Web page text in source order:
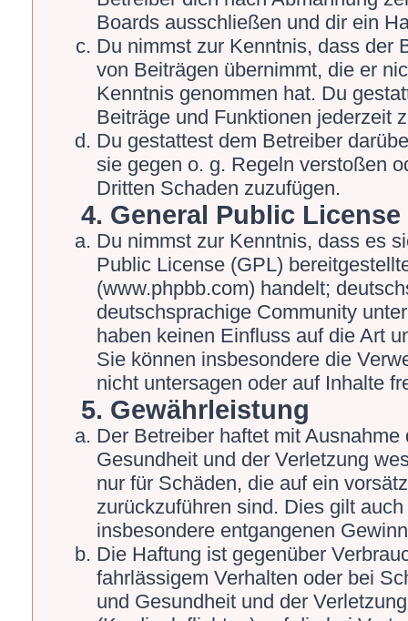
Boards ausschließen und dir ein
Du nimmst zur Kenntnis, dass der
von Beiträgen übernimmt, die er
Kenntnis genommen hat. Du
Beiträge und Funktionen jederzeit
Du gestattest dem Betreiber
sie gegen o. g. Regeln verstoßen
Dritten Schaden zuzufügen.
4. General Public License
Du nimmst zur Kenntnis, dass es
Public License (GPL)
(www.phpbb.com) handelt;
deutschsprachige Community
haben keinen Einfluss auf die Art
Sie können insbesondere die
nicht untersagen oder auf Inhalte
5. Gewährleistung
Der Betreiber haftet mit
Gesundheit und der Verletzung
nur für Schäden, die auf ein
zurückzuführen sind. Dies gilt
insbesondere entgangenen
Die Haftung ist gegenüber
fahrlässigem Verhalten oder bei
und Gesundheit und der